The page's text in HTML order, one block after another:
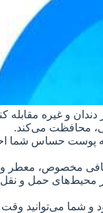
و غیره مقابله
محافظت می‌کند.
به پوست حساس
اضافی مخصوص،
در محیط‌های حمل و
و شما می‌توانید